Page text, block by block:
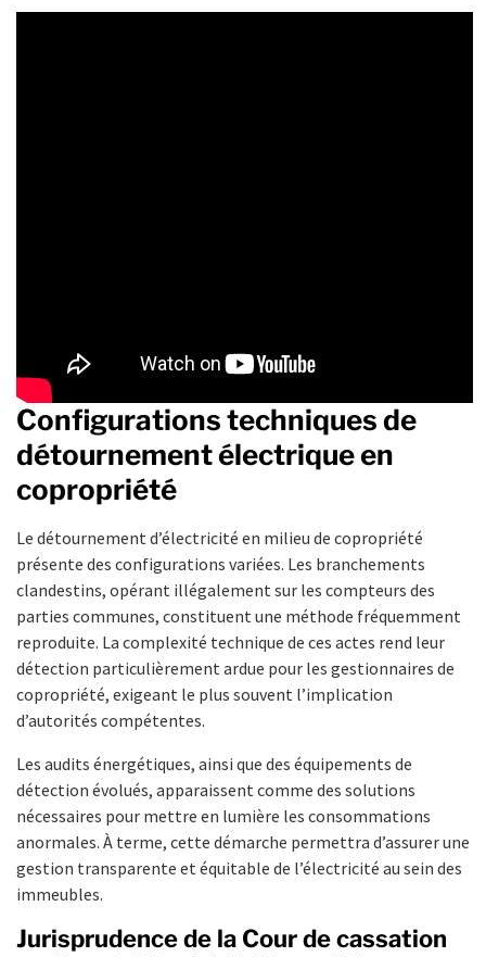
Configurations techniques de
détournement électrique en
copropriété
Le détournement d’électricité en milieu de copropriété
présente des configurations variées. Les branchements
clandestins, opérant illégalement sur les compteurs des
parties communes, constituent une méthode fréquemment
reproduite. La complexité technique de ces actes rend leur
détection particulièrement ardue pour les gestionnaires de
copropriété, exigeant le plus souvent l’implication
d’autorités compétentes.
Les audits énergétiques, ainsi que des équipements de
détection évolués, apparaissent comme des solutions
nécessaires pour mettre en lumière les consommations
anormales. À terme, cette démarche permettra d’assurer une
gestion transparente et équitable de l’électricité au sein des
immeubles.
Jurisprudence de la Cour de cassation